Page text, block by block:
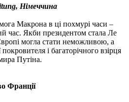
Німеччина
Макрона в ці похмурі часи –
час. Якби президентом стала Ле
могла стати неможливою, а
і багаторічного взірця
Путіна.
Франції